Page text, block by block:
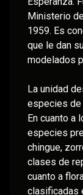
Ministerio
1959. Es
que le dan
modelados
La unidad
especies de
En cuanto a
especies
chingue,
clases de
cuanto a
clasificadas